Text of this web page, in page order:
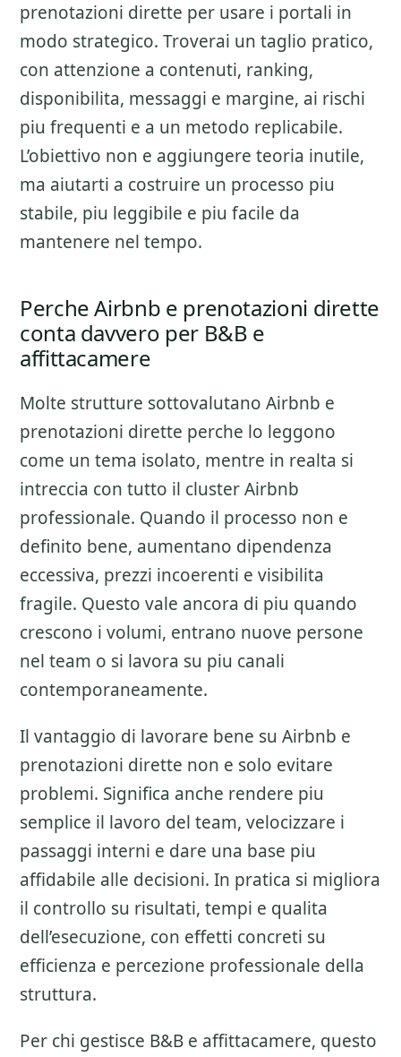
prenotazioni dirette per usare i portali in
modo strategico. Troverai un taglio pratico,
con attenzione a contenuti, ranking,
disponibilita, messaggi e margine, ai rischi
piu frequenti e a un metodo replicabile.
L’obiettivo non e aggiungere teoria inutile,
ma aiutarti a costruire un processo piu
stabile, piu leggibile e piu facile da
mantenere nel tempo.
Perche Airbnb e prenotazioni dirette
conta davvero per B&B e
affittacamere
Molte strutture sottovalutano Airbnb e
prenotazioni dirette perche lo leggono
come un tema isolato, mentre in realta si
intreccia con tutto il clusterAirbnb
professionale. Quando il processo non e
definito bene, aumentano dipendenza
eccessiva, prezzi incoerenti e visibilita
fragile. Questo vale ancora di piu quando
crescono i volumi, entrano nuove persone
nel team o si lavora su piu canali
contemporaneamente.
Il vantaggio di lavorare bene su Airbnb e
prenotazioni dirette non e solo evitare
problemi. Significa anche rendere piu
semplice il lavoro del team, velocizzare i
passaggi interni e dare una base piu
affidabile alle decisioni. In pratica si migliora
il controllo su risultati, tempi e qualita
dell’esecuzione, con effetti concreti su
efficienza e percezione professionale della
struttura.
Per chi gestisce B&B e affittacamere, questo